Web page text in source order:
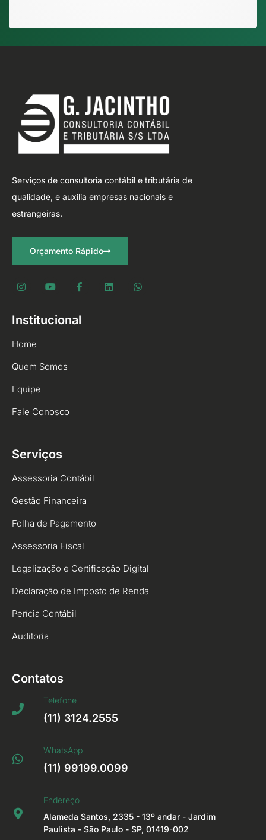
Serviços de consultoria contábil e tributária de
qualidade, e auxilia empresas nacionais e
estrangeiras.
Orçamento Rápido
Institucional
Home
Quem Somos
Equipe
Fale Conosco
Serviços
Assessoria Contábil
Gestão Financeira
Folha de Pagamento
Assessoria Fiscal
Legalização e Certificação Digital
Declaração de Imposto de Renda
Perícia Contábil
Auditoria
Contatos
Telefone
(11) 3124.2555
WhatsApp
(11) 99199.0099
Endereço
Alameda Santos, 2335 - 13º andar - Jardim
Paulista - São Paulo - SP, 01419-002